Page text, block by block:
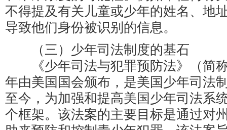
不得提及有关儿童或少年的姓名、地
导致他们身份被识别的信息。
（三）少年司法制度的基石
《少年司法与犯罪预防法》（简称
年由美国国会颁布，是美国少年司法
至今，为加强和提高美国少年司法系
个框架。该法案的主要目标是通过对